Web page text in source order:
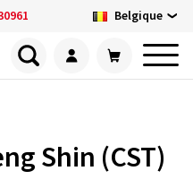
Belgique
Shin (CST)